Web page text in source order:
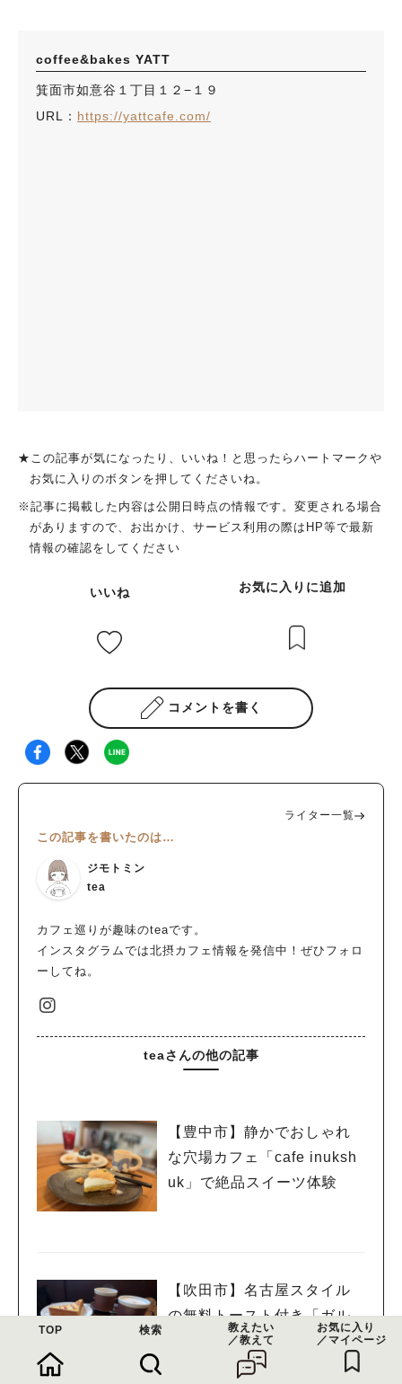
coffee&bakes YATT
箕面市如意谷１丁目１２−１９
URL： https://yattcafe.com/
★この記事が気になったり、いいね！と思ったらハートマークや
お気に入りのボタンを押してくださいね。
※記事に掲載した内容は公開日時点の情報です。変更される場合
がありますので、お出かけ、サービス利用の際はHP等で最新
情報の確認をしてください
いいね お気に入りに追加
コメントを書く
ライター一覧
この記事を書いたのは…
ジモトミン
tea
カフェ巡りが趣味のteaです。
インスタグラムでは北摂カフェ情報を発信中！ぜひフォロ
ーしてね。
teaさんの他の記事
【豊中市】静かでおしゃれ
な穴場カフェ「cafe inuksh
uk」で絶品スイーツ体験
【吹田市】名古屋スタイル
の無料トースト付き「ガル
ル珈琲」さんのお得モーニ
TOP 検索
教えたい
／教えて
お気に入り
／マイページ